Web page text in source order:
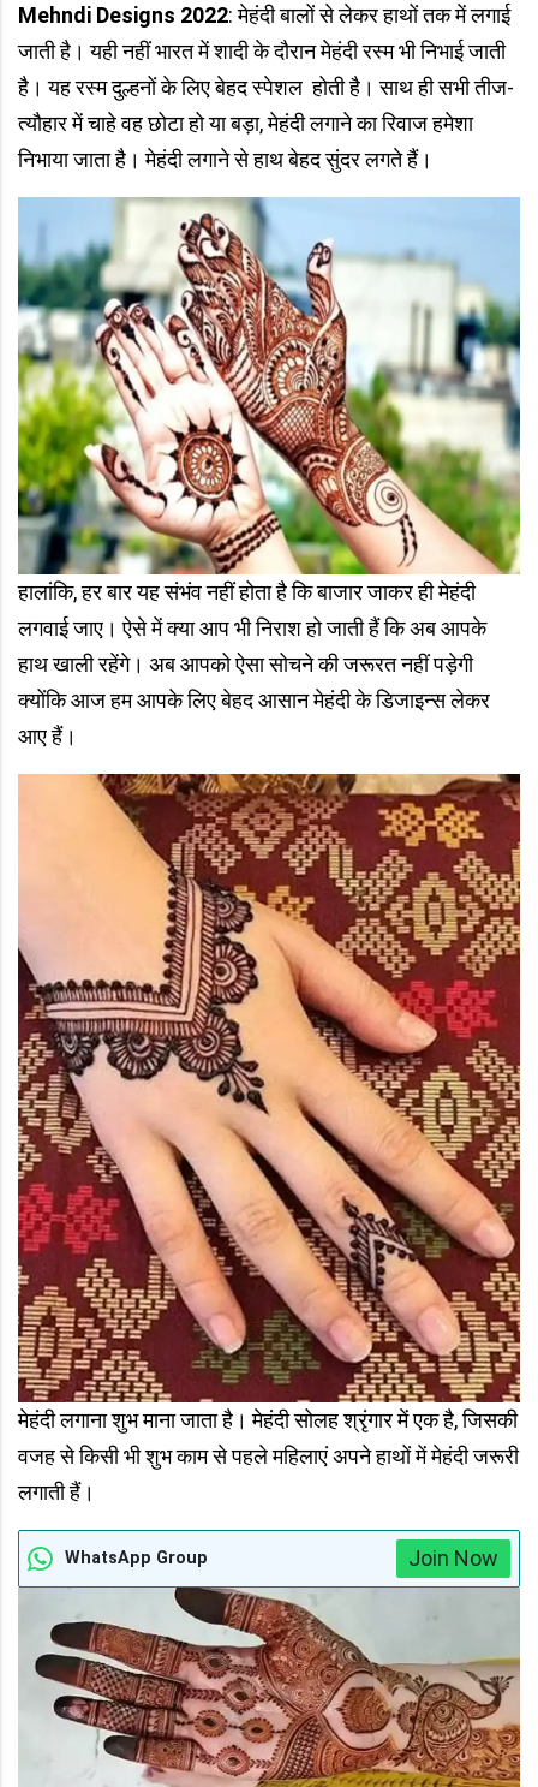
Mehndi Designs 2022: मेहंदी बालों से लेकर हाथों तक में लगाई
जाती है। यही नहीं भारत में शादी के दौरान मेहंदी रस्म भी निभाई जाती
है। यह रस्म दुल्हनों के लिए बेहद स्पेशल होती है। साथ ही सभी तीज-
त्यौहार में चाहे वह छोटा हो या बड़ा, मेहंदी लगाने का रिवाज हमेशा
निभाया जाता है। मेहंदी लगाने से हाथ बेहद सुंदर लगते हैं।
हालांकि, हर बार यह संभंव नहीं होता है कि बाजार जाकर ही मेहंदी
लगवाई जाए। ऐसे में क्या आप भी निराश हो जाती हैं कि अब आपके
हाथ खाली रहेंगे। अब आपको ऐसा सोचने की जरूरत नहीं पड़ेगी
क्योंकि आज हम आपके लिए बेहद आसान मेहंदी के डिजाइन्स लेकर
आए हैं।
मेहंदी लगाना शुभ माना जाता है। मेहंदी सोलह श्रृंगार में एक है, जिसकी
वजह से किसी भी शुभ काम से पहले महिलाएं अपने हाथों में मेहंदी जरूरी
लगाती हैं।
WhatsApp Group Join Now